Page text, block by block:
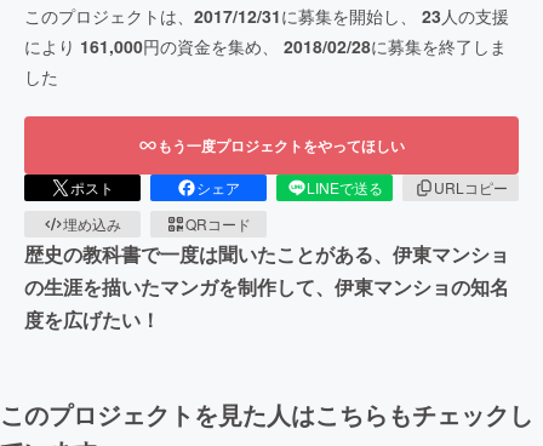
このプロジェクトは、 2017/12/31に募集を開始し、 23 人の支援
により 161,000円の資金を集め、 2018/02/28に募集を終了しま
した
もう一度プロジェクトをやってほしい
ポスト シェア LINEで送る
URLコピー
埋め込み
QRコード
歴史の教科書で一度は聞いたことがある、伊東マンショ
の生涯を描いたマンガを制作して、伊東マンショの知名
度を広げたい！
このプロジェクトを見た人はこちらもチェックし